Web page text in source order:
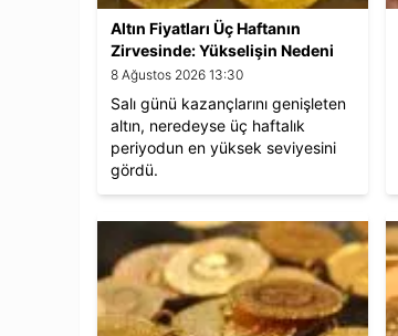
Altın Fiyatları Üç Haftanın
Zirvesinde: Yükselişin Nedeni
Ne?
8 Ağustos 2026 13:30
Salı günü kazançlarını genişleten
altın, neredeyse üç haftalık
periyodun en yüksek seviyesini
gördü.